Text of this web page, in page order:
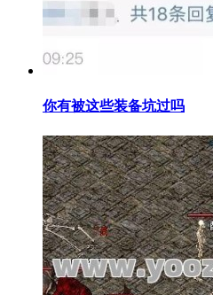
你有被这些装备坑过吗